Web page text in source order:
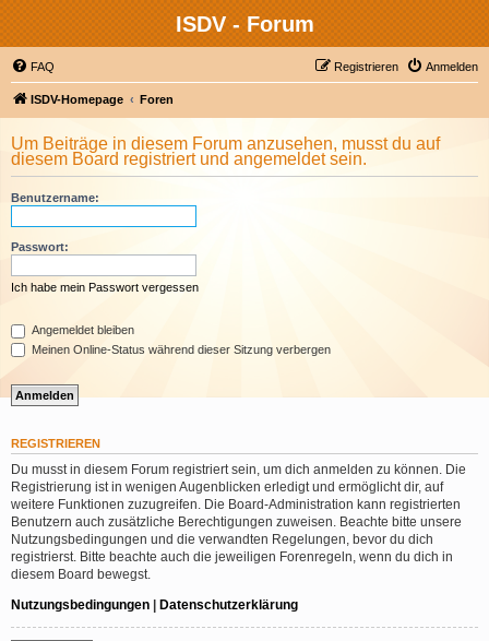
ISDV - Forum
FAQ Anmelden
Registrieren
ISDV-Homepage Foren
Um Beiträge in diesem Forum anzusehen, musst du auf
diesem Board registriert und angemeldet sein.
Benutzername:
Passwort:
Ich habe mein Passwort vergessen
Angemeldet bleiben
Meinen Online-Status während dieser Sitzung verbergen
REGISTRIEREN
Du musst in diesem Forum registriert sein, um dich anmelden zu können. Die
Registrierung ist in wenigen Augenblicken erledigt und ermöglicht dir, auf
weitere Funktionen zuzugreifen. Die Board-Administration kann registrierten
Benutzern auch zusätzliche Berechtigungen zuweisen. Beachte bitte unsere
Nutzungsbedingungen und die verwandten Regelungen, bevor du dich
registrierst. Bitte beachte auch die jeweiligen Forenregeln, wenn du dich in
diesem Board bewegst.
Nutzungsbedingungen | Datenschutzerklärung